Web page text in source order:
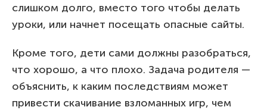
слишком долго, вместо того чтобы делать
уроки, или начнет посещать опасные сайты.
Кроме того, дети сами должны разобраться,
что хорошо, а что плохо. Задача родителя —
объяснить, к каким последствиям может
привести скачивание взломанных игр, чем